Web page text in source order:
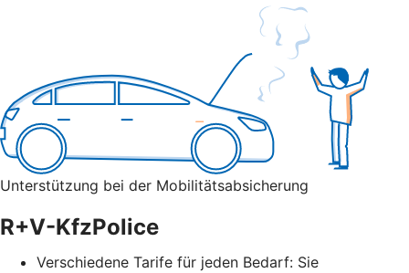
Unterstützung bei der Mobilitätsabsicherung
R+V-KfzPolice
Verschiedene Tarife für jeden Bedarf: Sie